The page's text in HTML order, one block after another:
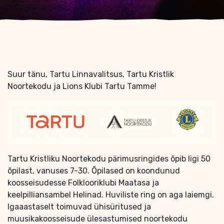
Suur tänu, Tartu Linnavalitsus, Tartu Kristlik
Noortekodu ja Lions Klubi Tartu Tamme!
Tartu Kristliku Noortekodu pärimusringides õpib ligi 50
õpilast, vanuses 7-30. Õpilased on koondunud
koosseisudesse Folklooriklubi Maatasa ja
keelpilliansambel Helinad. Huviliste ring on aga laiemgi.
Igaaastaselt toimuvad ühisüritused ja
muusikakoosseisude ülesastumised noortekodu